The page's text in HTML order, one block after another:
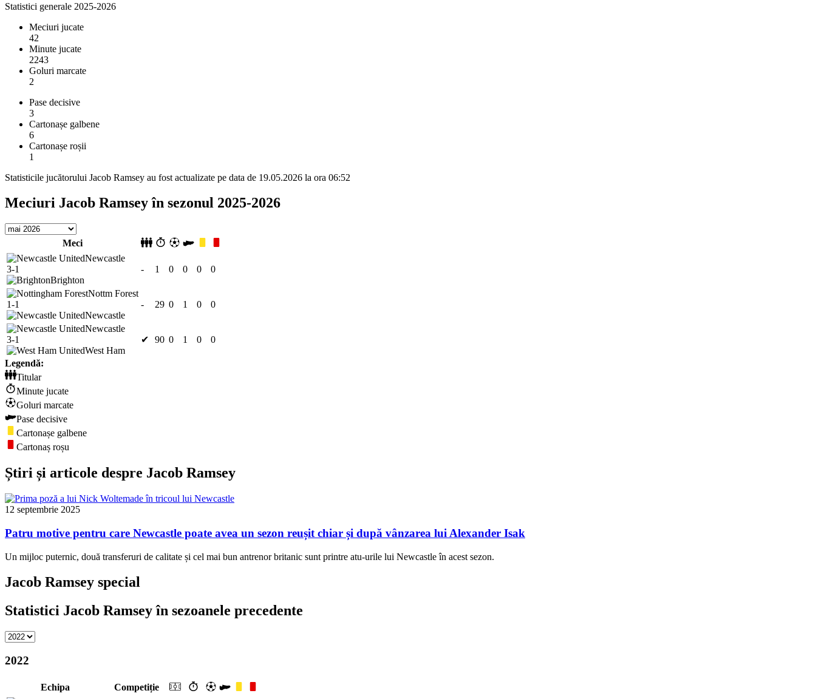
Statistici generale 2025-2026
Meciuri jucate
42
Minute jucate
2243
Goluri marcate
2
Pase decisive
3
Cartonașe galbene
6
Cartonașe roșii
1
Statisticile jucătorului Jacob Ramsey au fost actualizate pe data de 19.05.2026 la ora 06:52
Meciuri Jacob Ramsey în sezonul 2025-2026
Meci
Newcastle
3-1
Brighton
- 1 0 0 0 0
Nottm Forest
1-1
Newcastle
- 29 0 1 0 0
Newcastle
3-1
West Ham
✔ 90 0 1 0 0
Legendă:
Titular
Minute jucate
Goluri marcate
Pase decisive
Cartonașe galbene
Cartonaș roșu
Știri și articole despre Jacob Ramsey
12 septembrie 2025
Patru motive pentru care Newcastle poate avea un sezon reușit chiar și după vânzarea lui Alexander Isak
Un mijloc puternic, două transferuri de calitate și cel mai bun antrenor britanic sunt printre atu-urile lui Newcastle în acest sezon.
Jacob Ramsey special
Statistici Jacob Ramsey în sezoanele precedente
2022
Echipa
Competiție